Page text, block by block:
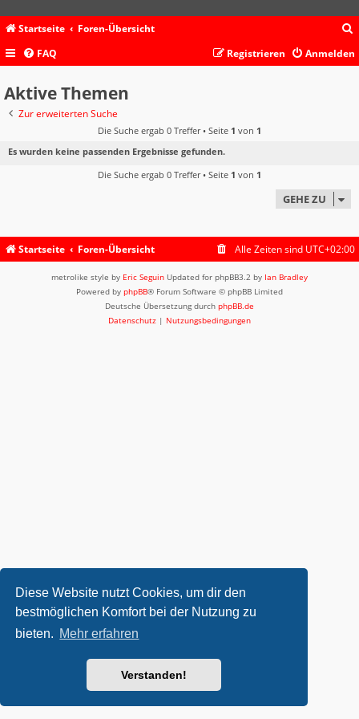
Diese Website nutzt Cookies, um dir den
bestmöglichen Komfort bei der Nutzung zu
bieten. Mehr erfahren
Verstanden!
Startseite Foren-Übersicht
c
FAQ Anmelden
Registrieren
Aktive Themen
Zur erweiterten Suche
Die Suche ergab 0 Treffer • Seite 1 von 1
Es wurden keine passenden Ergebnisse gefunden.
Die Suche ergab 0 Treffer • Seite 1 von 1
GEHE ZU
Startseite Foren-Übersicht Alle Zeiten sind UTC+02:00
metrolike style by Eric Seguin Updated for phpBB3.2 by Ian Bradley
Powered by phpBB® Forum Software © phpBB Limited
Deutsche Übersetzung durch phpBB.de
Datenschutz | Nutzungsbedingungen